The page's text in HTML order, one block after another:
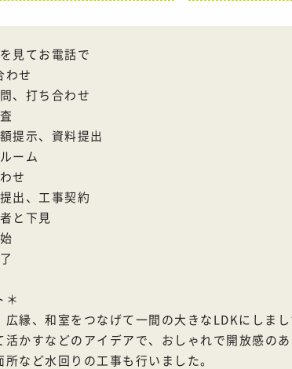
見てお電話で
、打ち合わせ
提示、資料提出
ーム
せ
出、工事契約
と下見
＊
広縁、和室をつなげて一間の大きなLDKにしま
かすなどのアイデアで、おしゃれで開放感の
など水回りの工事も行いました。